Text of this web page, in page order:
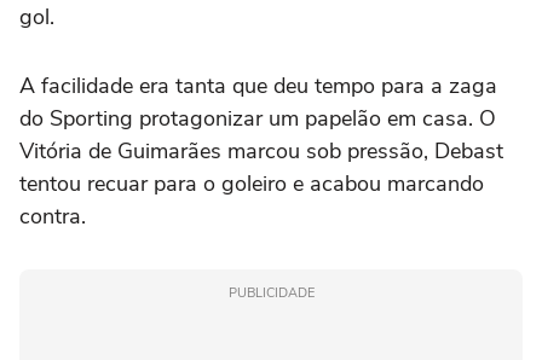
gol.
A facilidade era tanta que deu tempo para a zaga
do Sporting protagonizar um papelão em casa. O
Vitória de Guimarães marcou sob pressão, Debast
tentou recuar para o goleiro e acabou marcando
contra.
PUBLICIDADE